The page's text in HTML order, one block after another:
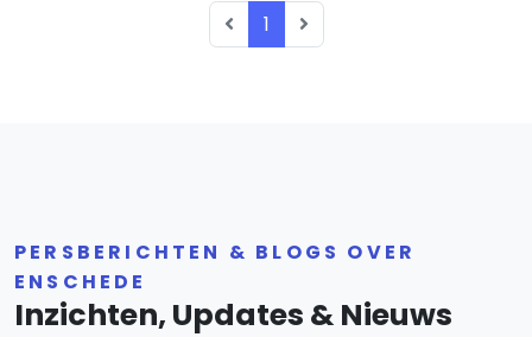
1
PERSBERICHTEN & BLOGS OVER
ENSCHEDE
Inzichten, Updates & Nieuws